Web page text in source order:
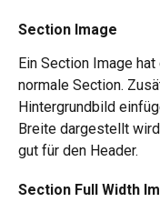
Section Image
Ein Section Image
normale Section.
Hintergrundbild
Breite dargestellt
gut für den Header.
Section Full Width